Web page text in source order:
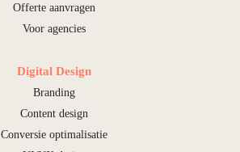
Offerte aanvragen
Voor agencies
Digital Design
Branding
Content design
Conversie optimalisatie